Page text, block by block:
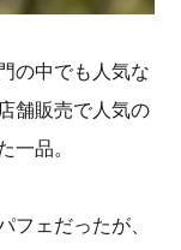
の中でも人気な
舗販売で人気の
一品。
フェだったが、